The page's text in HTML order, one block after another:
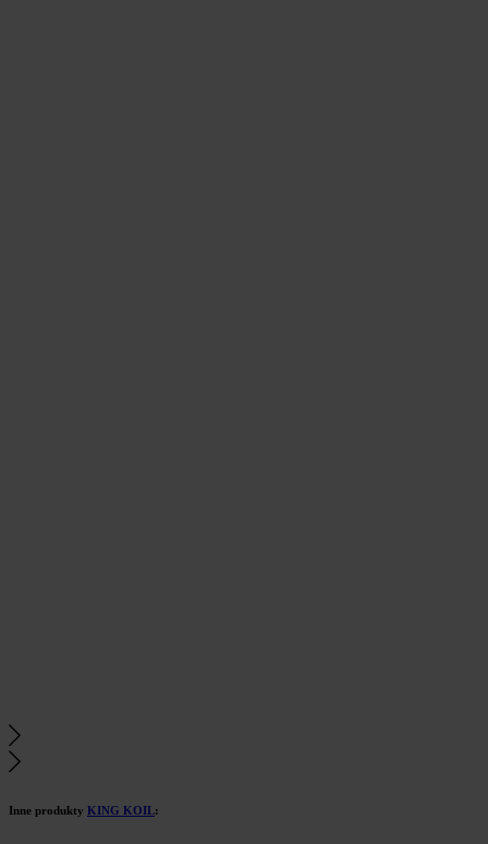
Inne produkty KING KOIL: